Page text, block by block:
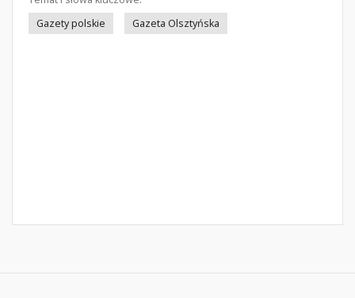
Gazety polskie
Gazeta Olsztyńska